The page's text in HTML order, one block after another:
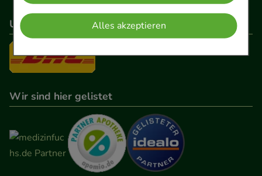
verzichtet werden kann.
Komfort:Diese Cookies werden genutzt um das
Einkaufserlebnis noch ansprechender zu gestalten,
beispielsweise für die Wiedererkennung des
Verhaltensweisen (z.B. Spracheinstellung)
anzupassen. Komfort-Cookies ermöglichen es uns
auch auf Ihre Bedürfnisse zugeschrittene Inhalte
anzuzeigen und unser Partnerprogramm zu
Alles akzeptieren
Unser Versanddienstleister
Wir sind hier gelistet